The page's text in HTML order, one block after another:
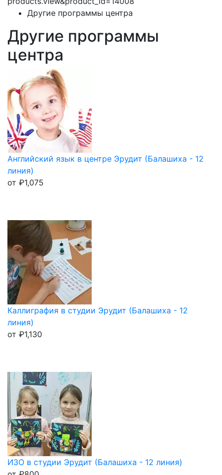
Другие программы центра
Другие программы
центра
Английский язык в центре Эрудит (Балашиха - 12
линия)
от ₽1,075
Каллиграфия в студии Эрудит (Балашиха - 12
линия)
от ₽1,130
ИЗО в студии Эрудит (Балашиха - 12 линия)